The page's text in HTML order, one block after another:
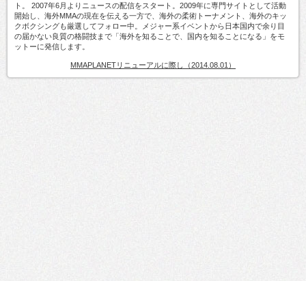
ト。 2007年6月よりニュースの配信をスタート。2009年に専門サイトとして活動
開始し、海外MMAの現在を伝える一方で、海外の柔術トーナメント、海外のキッ
クボクシングも厳選してフォロー中。メジャー系イベントから日本国内で余り目
の届かない良質の格闘技まで「海外を知ることで、国内を知ることになる」をモ
ットーに発信します。
MMAPLANETリニューアルに際し（2014.08.01）